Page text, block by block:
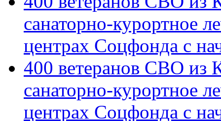
санаторно-курортное
центрах Соцфонда с
400 ветеранов СВО из
санаторно-курортное
центрах Соцфонда с